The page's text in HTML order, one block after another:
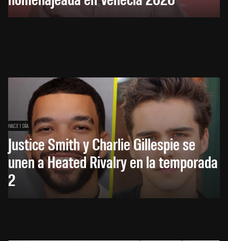
HACE 1 DÍA
Justice Smith y Charlie Gillespie se
unen a Heated Rivalry en la temporada
2